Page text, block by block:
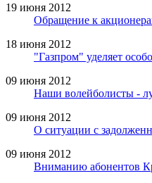
19 июня 2012
Обращение к
18 июня 2012
"Газпром" уделяет
09 июня 2012
Наши волейболисты -
09 июня 2012
О ситуации с
09 июня 2012
Вниманию абонентов